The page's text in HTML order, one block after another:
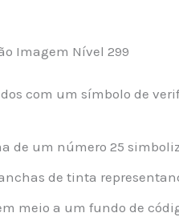
Imagem Nível 299
com um símbolo de
de um número 25
de tinta
meio a um fundo de